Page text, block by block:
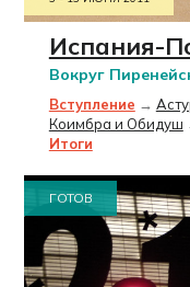
Испания-
Вокруг
Вступление →
Коимбра и Обидуш
Итоги
ГОТОВ